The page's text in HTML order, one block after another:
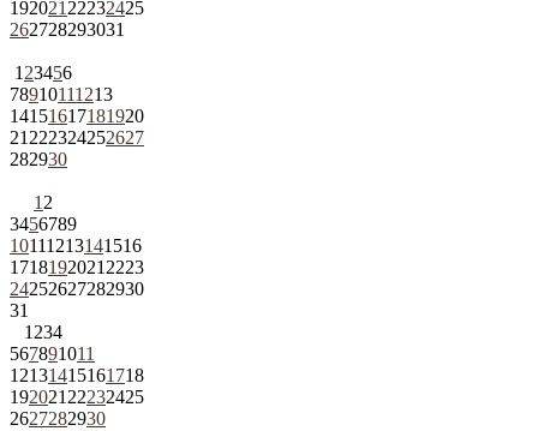
192021 22232425
262728293031
1 23456
78910111213
14151617181920
21 222324252627
282930
1 2
3456789
10111213141516
1718192021 2223
24252627282930
31
1 234
567891011
12131415161718
192021 22232425
2627282930